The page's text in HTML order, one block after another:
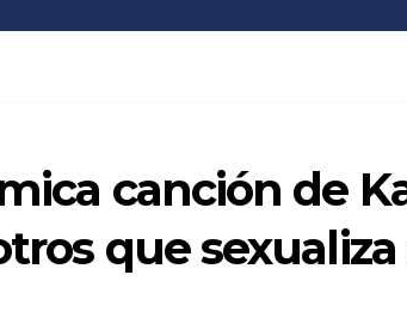
canción de
que sexualiza